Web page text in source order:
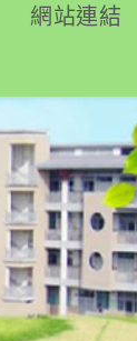
網站連結